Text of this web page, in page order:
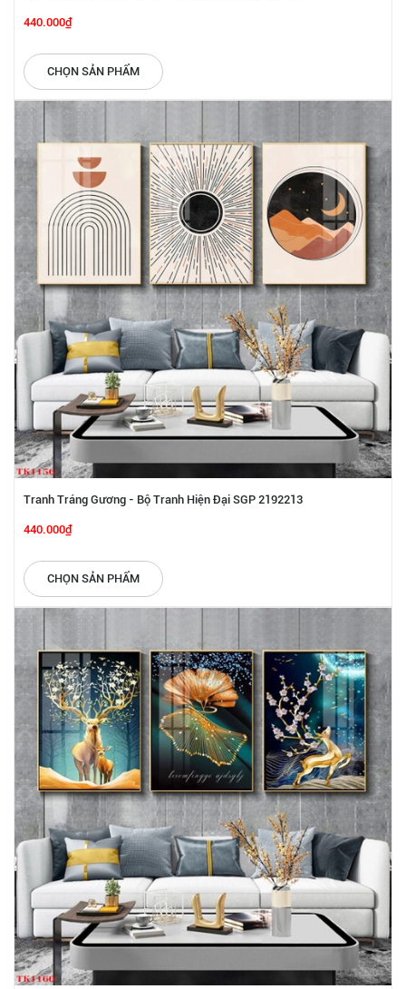
440.000₫
CHỌN SẢN PHẨM
Tranh Tráng Gương - Bộ Tranh Hiện Đại SGP 2192213
440.000₫
CHỌN SẢN PHẨM